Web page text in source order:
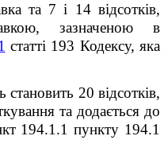
та 7 і 14 відсотків,
зазначеною в
статті 193 Кодексу, яка
становить 20 відсотків,
та додається до
194.1.1 пункту 194.1